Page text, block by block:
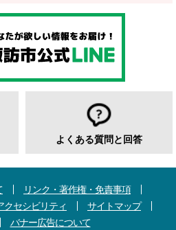
よくある質問と回答
リンク・著作権・免責事項
クセシビリティ
サイトマップ
バナー広告について